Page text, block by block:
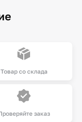
Товар со склада
заказ